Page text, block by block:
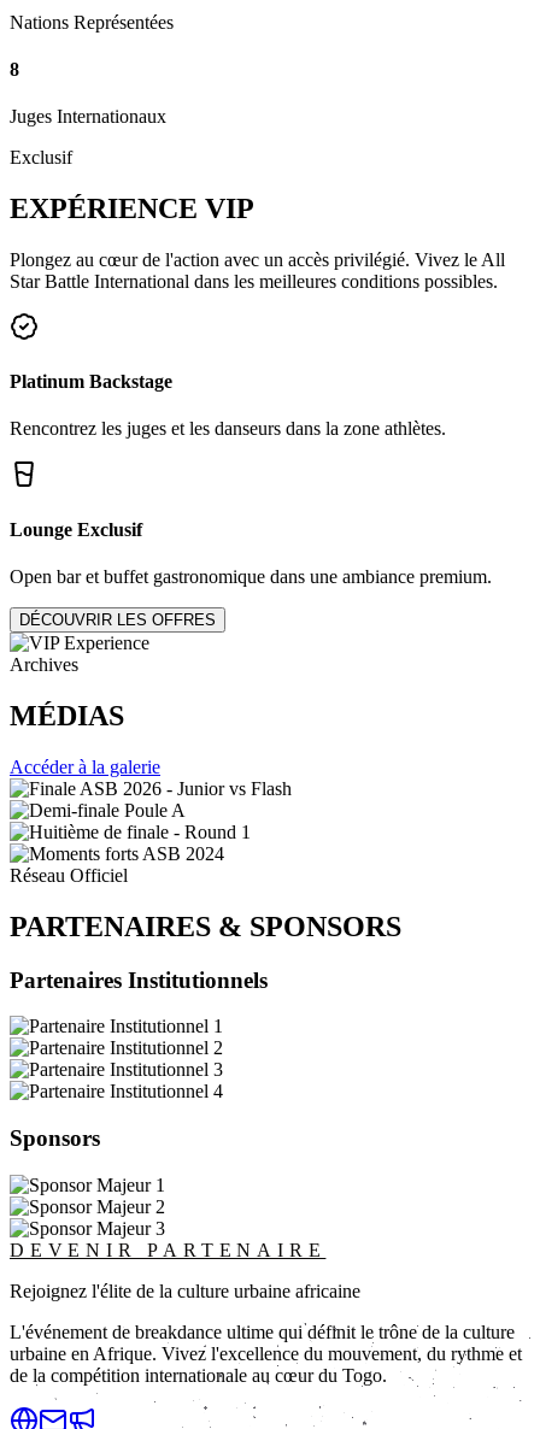
Nations Représentées
8
Juges Internationaux
Exclusif
EXPÉRIENCE VIP
Plongez au cœur de l'action avec un accès privilégié. Vivez le All
Star Battle International dans les meilleures conditions possibles.
Platinum Backstage
Rencontrez les juges et les danseurs dans la zone athlètes.
Lounge Exclusif
Open bar et buffet gastronomique dans une ambiance premium.
DÉCOUVRIR LES OFFRES
Archives
MÉDIAS
Accéder à la galerie
Réseau Officiel
PARTENAIRES & SPONSORS
Partenaires Institutionnels
Sponsors
DEVENIR PARTENAIRE
Rejoignez l'élite de la culture urbaine africaine
L'événement de breakdance ultime qui définit le trône de la culture
urbaine en Afrique. Vivez l'excellence du mouvement, du rythme et
de la compétition internationale au cœur du Togo.